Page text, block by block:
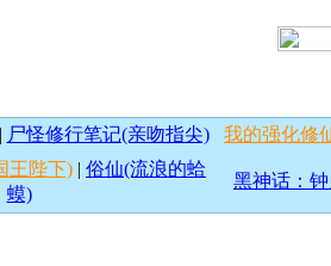
尸怪修行笔记(亲吻指尖) 我的强化修
王陛下) | 俗仙(流浪的蛤
蟆)
黑神话：